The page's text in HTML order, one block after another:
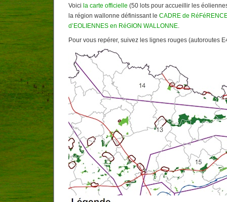
Voici la carte officielle (50 lots pour accueillir les
la région wallonne définissant le CADRE de
d’EOLIENNES en RéGION WALLONNE
Pour vous repérer, suivez les lignes rouges (autoroutes